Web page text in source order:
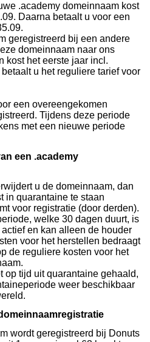
.academy domeinnaam kost
Daarna betaalt u voor een
geregistreerd bij een andere
domeinnaam naar ons
kost het eerste jaar incl.
u het reguliere tarief voor
een overeengekomen
Tijdens deze periode
met een nieuwe periode
een .academy
u de domeinnaam, dan
in quarantaine te staan
voor registratie (door derden).
welke 30 dagen duurt, is
en kan alleen de houder
voor het herstellen bedraagt
de reguliere kosten voor het
op tijd uit quarantaine gehaald,
weer beschikbaar
wordt geregistreerd bij Donuts